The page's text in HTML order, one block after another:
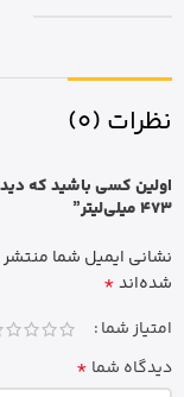
نظرات (0)
اولین کسی باشید که
473 میلی‌لیتر”
نشانی ایمیل شما
شده‌اند*
امتیاز شما
دیدگاه شما *